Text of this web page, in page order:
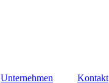
Unternehmen Kontakt